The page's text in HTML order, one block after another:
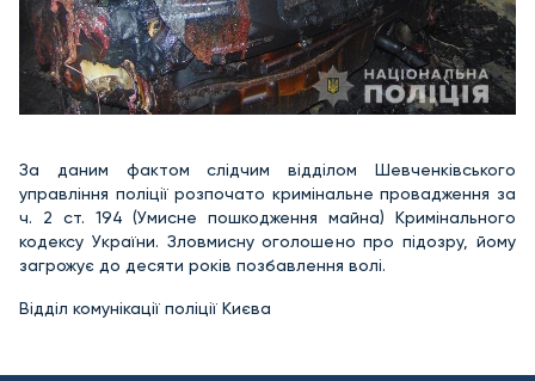
За даним фактом слідчим відділом Шевченківського
управління поліції розпочато кримінальне провадження за
ч. 2 ст. 194 (Умисне пошкодження майна) Кримінального
кодексу України. Зловмисну оголошено про підозру, йому
загрожує до десяти років позбавлення волі.
Відділ комунікації поліції Києва